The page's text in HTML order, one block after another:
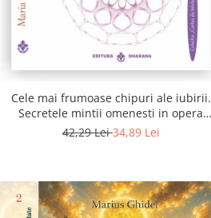
Cele mai frumoase chipuri ale iubirii.
Secretele mintii omenesti in opera
marelui initiat, Rumi
42,29 Lei34,89 Lei